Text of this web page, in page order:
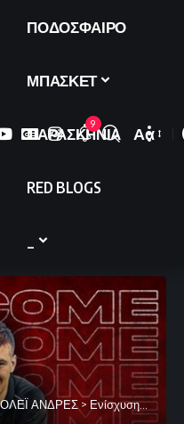
ΠΟΔΟΣΦΑΙΡΟ
ΜΠΑΣΚΕΤ
ΠΑΡΑΣΚΗΝΙΑ
RED BLOGS
9
Font
Αα
ΑΝΔΡΕΣ > Ενίσχυση με Πέριν